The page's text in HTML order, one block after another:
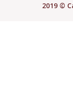
2019 ©